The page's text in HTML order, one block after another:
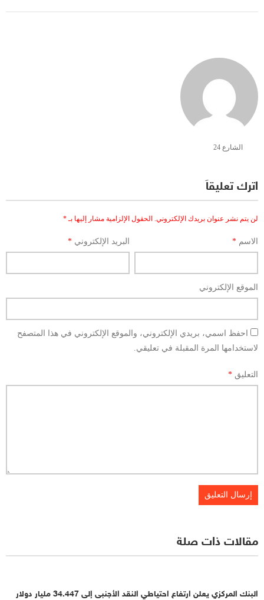
الشارع 24
اترك تعليقاً
لن يتم نشر عنوان بريدك الإلكتروني. الحقول الإلزامية مشار إليها بـ*
الاسم * البريد الإلكتروني*
الموقع الإلكتروني
احفظ اسمي، بريدي الإلكتروني، والموقع الإلكتروني في هذا المتصفح
لاستخدامها المرة المقبلة في تعليقي.
التعليق *
مقالات ذات صلة
البنك المركزي يعلن ارتفاع احتياطي النقد الأجنبى إلى 34.447 مليار دولار